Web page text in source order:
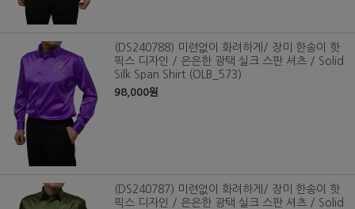
(DS240788) 미련없이 화려하게/ 장미 한송이 핫
픽스 디자인 / 은은한 광택 실크 스판 셔츠 / Solid
Silk Span Shirt (OLB_573)
98,000원
(DS240787) 미련없이 화려하게/ 장미 한송이 핫
픽스 디자인 / 은은한 광택 실크 스판 셔츠 / Solid